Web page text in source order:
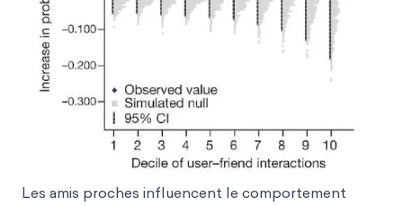
Les amis proches influencent le comportement